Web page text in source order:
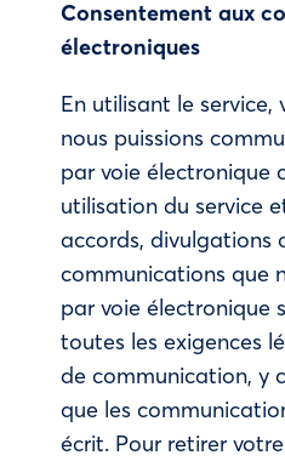
Consentement aux
électroniques
En utilisant le service,
nous puissions
par voie électronique
utilisation du service
accords, divulgations
communications que
par voie électronique
toutes les exigences
de communication, y
que les
écrit. Pour retirer